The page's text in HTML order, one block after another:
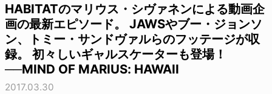
HABITATのマリウス・シヴァネンによる動画企
画の最新エピソード。 JAWSやブー・ジョンソ
ン、トミー・サンドヴァルらのフッテージが収
録。 初々しいギャルスケーターも登場！
──MIND OF MARIUS: HAWAII
2017.03.30